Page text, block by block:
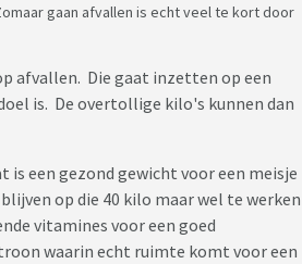
gaan afvallen is echt veel te kort door
afvallen. Die gaat inzetten op een
is. De overtollige kilo's kunnen dan
is een gezond gewicht voor een meisje
op die 40 kilo maar wel te werken
vitamines voor een goed
waarin echt ruimte komt voor een